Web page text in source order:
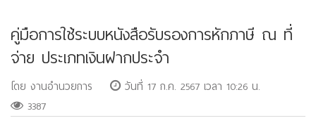
คู่มือการใช้ระบบหนังสือรับรองการหักภาษี ณ ที่
จ่าย ประเภทเงินฝากประจำ
โดย งานอำนวยการ
วันที่ 17 ก.ค. 2567 เวลา 10:26 น.
3387